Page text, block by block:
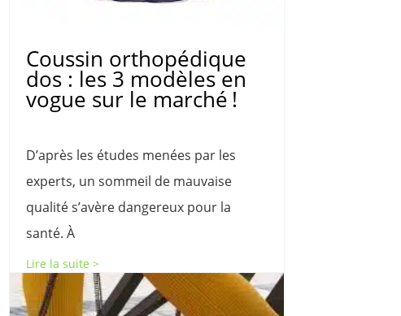
Coussin orthopédique
dos : les 3 modèles en
vogue sur le marché !
D’après les études menées par les
experts, un sommeil de mauvaise
qualité s’avère dangereux pour la
santé. À
Lire la suite >
Share